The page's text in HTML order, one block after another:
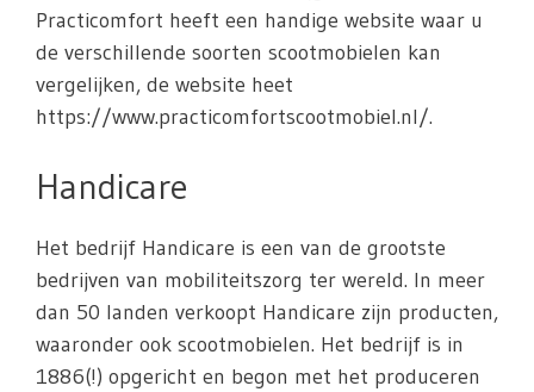
Practicomfort heeft een handige website waar u
de verschillende soorten scootmobielen kan
vergelijken, de website heet
https://www.practicomfortscootmobiel.nl/.
Handicare
Het bedrijf Handicare is een van de grootste
bedrijven van mobiliteitszorg ter wereld. In meer
dan 50 landen verkoopt Handicare zijn producten,
waaronder ook scootmobielen. Het bedrijf is in
1886(!) opgericht en begon met het produceren